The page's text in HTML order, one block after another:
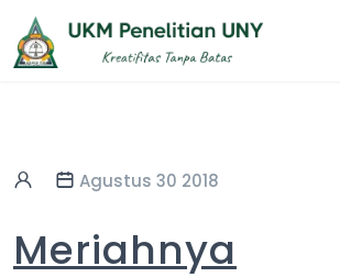
Agustus 30 2018
Meriahnya